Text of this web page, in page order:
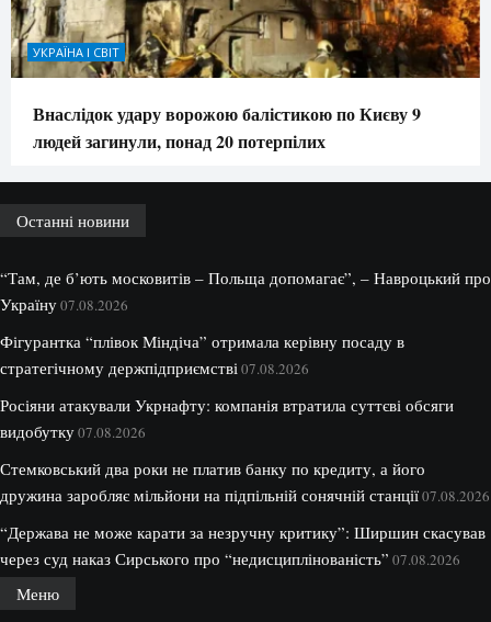
УКРАЇНА І СВІТ
Внаслідок удару ворожою балістикою по Києву 9
людей загинули, понад 20 потерпілих
Останні новини
“Там, де б’ють московитів – Польща допомагає”, – Навроцький про
Україну07.08.2026
Фігурантка “плівок Міндіча” отримала керівну посаду в
стратегічному держпідприємстві07.08.2026
Росіяни атакували Укрнафту: компанія втратила суттєві обсяги
видобутку07.08.2026
Стемковський два роки не платив банку по кредиту, а його
дружина заробляє мільйони на підпільній сонячній станції07.08.2026
“Держава не може карати за незручну критику”: Ширшин скасував
через суд наказ Сирського про “недисциплінованість” 07.08.2026
Меню